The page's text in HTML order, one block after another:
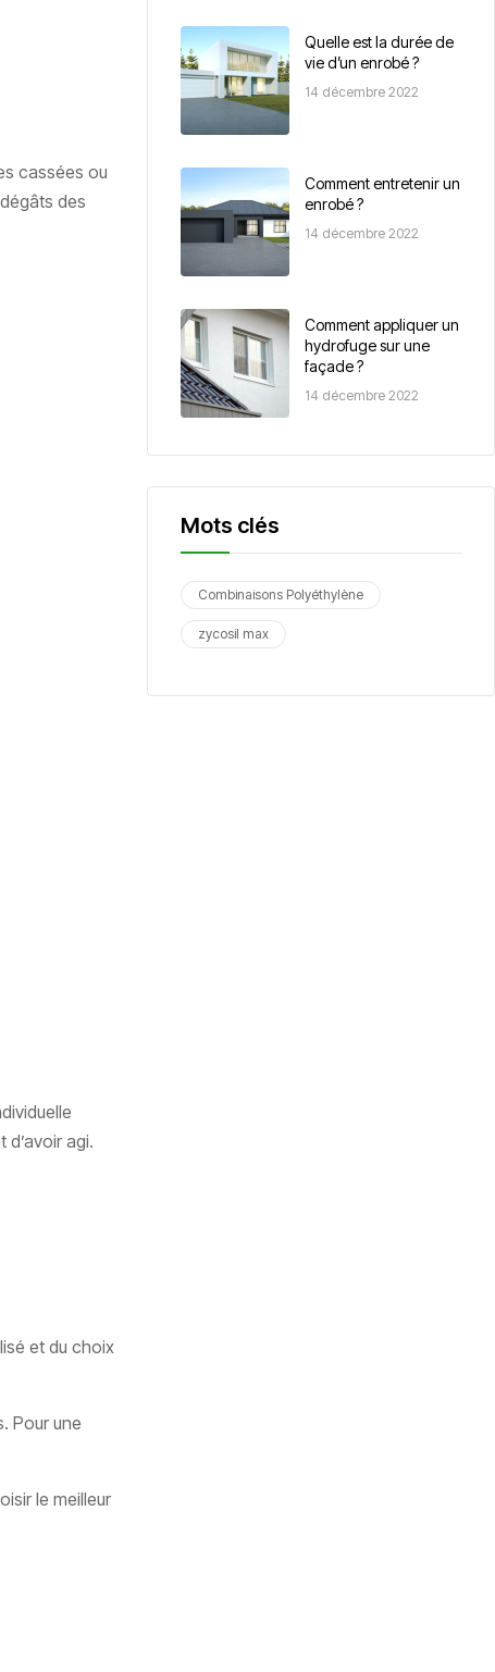
cassées ou
des
agi.
et du choix
Pour une
le meilleur
Quelle est la durée de
vie d’un enrobé ?
14 décembre 2022
Comment entretenir un
enrobé ?
14 décembre 2022
Comment appliquer un
hydrofuge sur une
façade ?
14 décembre 2022
Mots clés
Combinaisons Polyéthylène
zycosil max